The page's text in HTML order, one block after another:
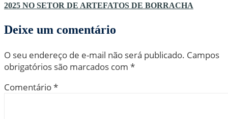
2025 NO SETOR DE ARTEFATOS DE BORRACHA
Deixe um comentário
O seu endereço de e-mail não será publicado. Campos
obrigatórios são marcados com *
Comentário*